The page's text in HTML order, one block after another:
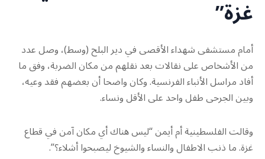
غزة”
أمام مستشفى شهداء الأقصى في دير البلح (وسط)، وصل عدد
من الأشخاص على نقالات بعد نقلهم من مكان الضربة، وفق ما
أفاد مراسل الأنباء الفرنسية. وكان واضحا أن بعضهم فقد وعيه،
وبين الجرحى طفل واحد على الأقل ونساء.
وقالت الفلسطينية أم أيمن “ليس هناك أي مكان آمن في قطاع
غزة. ما ذنب الاطفال والنساء والشيوخ ليصبحوا أشلاء؟”.